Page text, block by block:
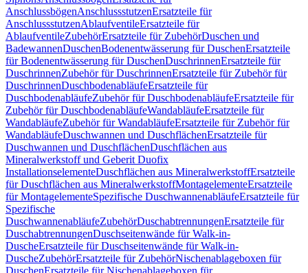
AnschlussbögenAnschlussstutzenErsatzteile für
AnschlussstutzenAblaufventileErsatzteile für
AblaufventileZubehörErsatzteile für ZubehörDuschen und
BadewannenDuschenBodenentwässerung für DuschenErsatzteile
für Bodenentwässerung für DuschenDuschrinnenErsatzteile für
DuschrinnenZubehör für DuschrinnenErsatzteile für Zubehör für
DuschrinnenDuschbodenabläufeErsatzteile für
DuschbodenabläufeZubehör für DuschbodenabläufeErsatzteile für
Zubehör für DuschbodenabläufeWandabläufeErsatzteile für
WandabläufeZubehör für WandabläufeErsatzteile für Zubehör für
WandabläufeDuschwannen und DuschflächenErsatzteile für
Duschwannen und DuschflächenDuschflächen aus
Mineralwerkstoff und Geberit Duofix
InstallationselementeDuschflächen aus MineralwerkstoffErsatzteile
für Duschflächen aus MineralwerkstoffMontagelementeErsatzteile
für MontagelementeSpezifische DuschwannenabläufeErsatzteile für
Spezifische
DuschwannenabläufeZubehörDuschabtrennungenErsatzteile für
DuschabtrennungenDuschseitenwände für Walk-in-
DuscheErsatzteile für Duschseitenwände für Walk-in-
DuscheZubehörErsatzteile für ZubehörNischenablageboxen für
DuschenErsatzteile für Nischenablageboxen für